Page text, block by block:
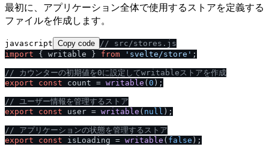
最初に、アプリケーション全体で使用するストアを定義する
ファイルを作成します。
javascript Copy code / / src /stores.js
import { writable } from 'svelte /store' ;
/ / カウンターの初期値を0に設定してwritableストアを作成
export
const count = writable (0 );
/ / ユーザー情報を管理するストア
export
const user = writable ( null );
/ / アプリケーションの状態を管理するストア
export
const isLoading = writable ( false